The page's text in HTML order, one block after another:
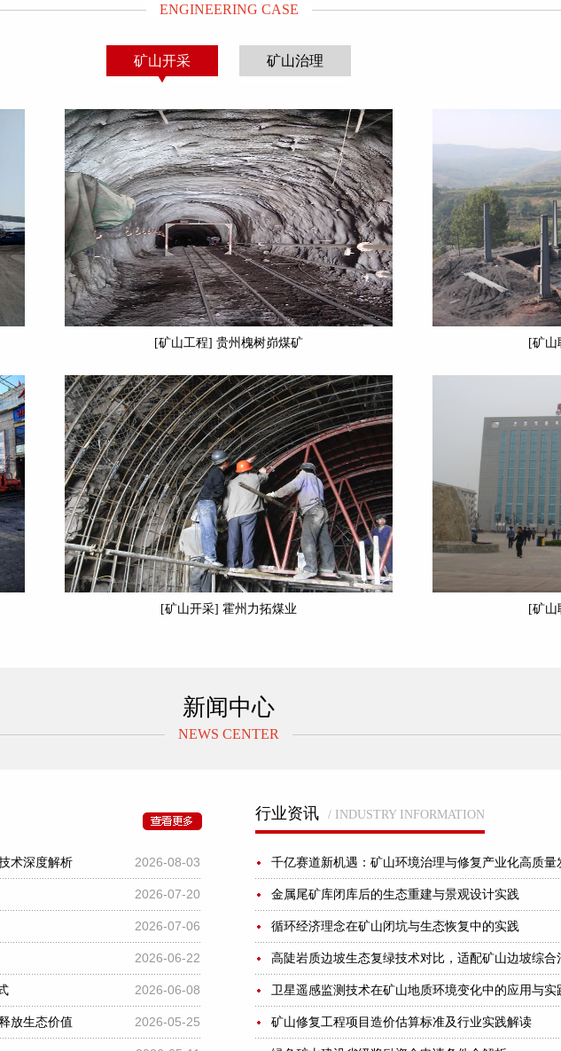
危险废物环境影响报告表批复 危险废物许可证
ENGINEERING CASE
矿山开采 矿山治理
[矿山工程] 贵州槐树峁煤矿 [矿山
[矿山开采] 霍州力拓煤业 [矿山
新闻中心
NEWS CENTER
2026-08-03
术深度解析
2026-07-20
2026-07-06
2026-06-22
2026-06-08
2026-05-25
放生态价值
行业资讯 / INDUSTRY INFORMATION
千亿赛道新机遇：矿山环境治理与修复产业化高质量
金属尾矿库闭库后的生态重建与景观设计实践
循环经济理念在矿山闭坑与生态恢复中的实践
高陡岩质边坡生态复绿技术对比，适配矿山边坡综合
卫星遥感监测技术在矿山地质环境变化中的应用与实
矿山修复工程项目造价估算标准及行业实践解读